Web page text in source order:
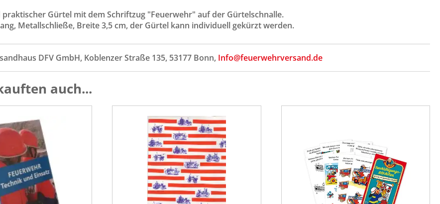
Gürtel mit dem Schriftzug "Feuerwehr" auf der Gürtelschnalle.
Metallschließe, Breite 3,5 cm, der Gürtel kann individuell gekürzt werden.
DFV GmbH, Koblenzer Straße 135, 53177 Bonn, Info@feuerwehrversand.de
auch...